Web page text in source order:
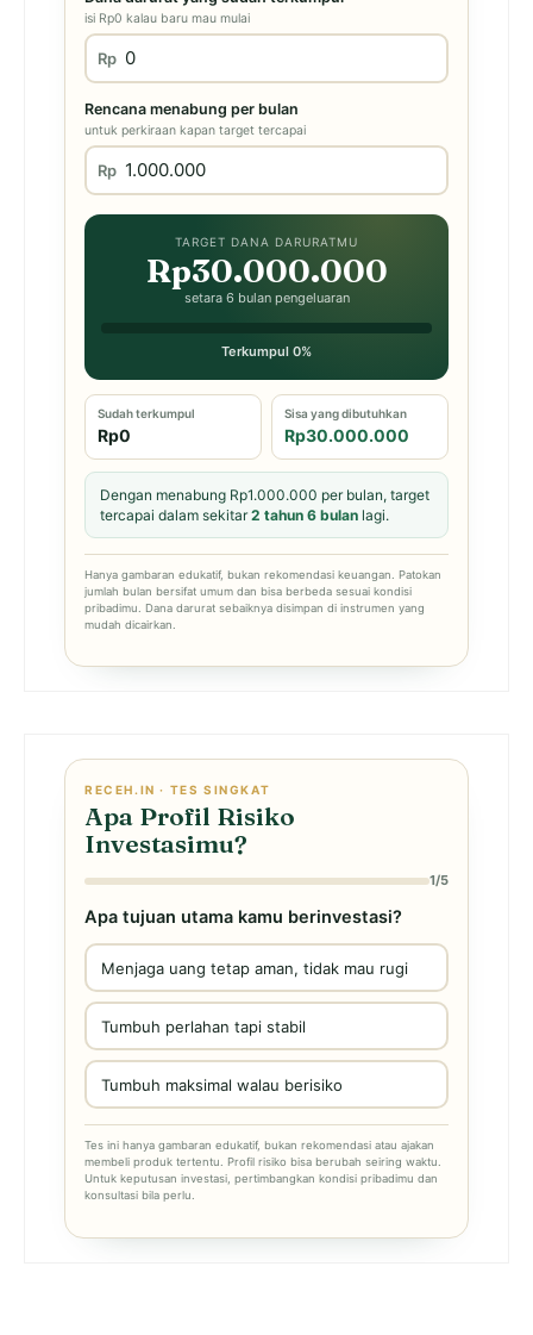
isi Rp0 kalau baru mau mulai
Rp
Rencana menabung per bulan
untuk perkiraan kapan target tercapai
Rp
TARGET DANA DARURATMU
Rp30.000.000
setara 6 bulan pengeluaran
Terkumpul 0%
Sudah terkumpul
Rp0
Sisa yang dibutuhkan
Rp30.000.000
Dengan menabung Rp1.000.000 per bulan, target
tercapai dalam sekitar2 tahun 6 bulan lagi.
Hanya gambaran edukatif, bukan rekomendasi keuangan. Patokan
jumlah bulan bersifat umum dan bisa berbeda sesuai kondisi
pribadimu. Dana darurat sebaiknya disimpan di instrumen yang
mudah dicairkan.
RECEH.IN · TES SINGKAT
Apa Profil Risiko
Investasimu?
1/5
Apa tujuan utama kamu berinvestasi?
Menjaga uang tetap aman, tidak mau rugi
Tumbuh perlahan tapi stabil
Tumbuh maksimal walau berisiko
Tes ini hanya gambaran edukatif, bukan rekomendasi atau ajakan
membeli produk tertentu. Profil risiko bisa berubah seiring waktu.
Untuk keputusan investasi, pertimbangkan kondisi pribadimu dan
konsultasi bila perlu.